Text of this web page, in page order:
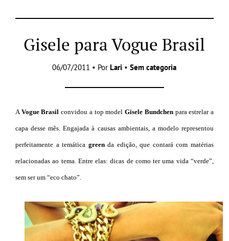
Gisele para Vogue Brasil
06/07/2011 • PorLari •Sem categoria
A Vogue Brasilconvidou a top modelGisele Bundchenpara estrelar a
capa desse mês. Engajada à causas ambientais, a modelo representou
perfeitamente a temática greenda edição, que contará com matérias
relacionadas ao tema. Entre elas: dicas de como ter uma vida “verde”,
sem ser um “eco chato”.